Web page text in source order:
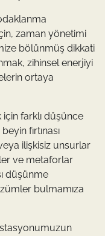
zaman yönetimi
bölünmüş dikkati
zihinsel enerjiyi
ortaya
için farklı düşünce
fırtınası
ilişkisiz unsurlar
ve metaforlar
düşünme
bulmamıza